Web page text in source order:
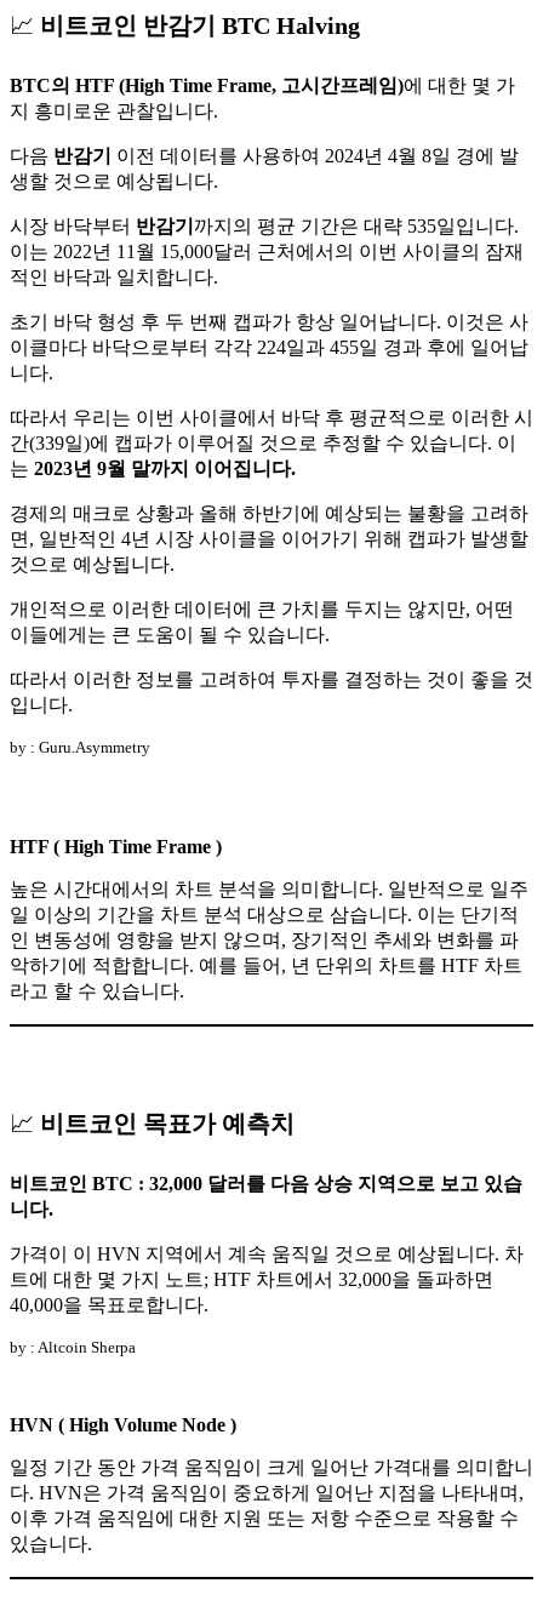
📈 비트코인 반감기 BTC Halving
BTC의 HTF (High Time Frame, 고시간프레임)에 대한 몇 가
지 흥미로운 관찰입니다.
다음 반감기
이전 데이터를 사용하여 2024년 4월 8일 경에 발
생할 것으로 예상됩니다.
시장 바닥부터 반감기 까지의 평균 기간은 대략 535일입니다.
이는 2022년 11월 15,000달러 근처에서의 이번 사이클의 잠재
적인 바닥과 일치합니다.
초기 바닥 형성 후 두 번째 캡파가 항상 일어납니다. 이것은 사
이클마다 바닥으로부터 각각 224일과 455일 경과 후에 일어납
니다.
따라서 우리는 이번 사이클에서 바닥 후 평균적으로 이러한 시
간(339일)에 캡파가 이루어질 것으로 추정할 수 있습니다. 이
는 2023년 9월 말까지 이어집니다.
경제의 매크로 상황과 올해 하반기에 예상되는 불황을 고려하
면, 일반적인 4년 시장 사이클을 이어가기 위해 캡파가 발생할
것으로 예상됩니다.
개인적으로 이러한 데이터에 큰 가치를 두지는 않지만, 어떤
이들에게는 큰 도움이 될 수 있습니다.
따라서 이러한 정보를 고려하여 투자를 결정하는 것이 좋을 것
입니다.
by : Guru.Asymmetry
HTF ( High Time Frame )
높은 시간대에서의 차트 분석을 의미합니다. 일반적으로 일주
일 이상의 기간을 차트 분석 대상으로 삼습니다. 이는 단기적
인 변동성에 영향을 받지 않으며, 장기적인 추세와 변화를 파
악하기에 적합합니다. 예를 들어, 년 단위의 차트를 HTF 차트
라고 할 수 있습니다.
📈 비트코인 목표가 예측치
비트코인 BTC : 32,000 달러를 다음 상승 지역으로 보고 있습
니다.
가격이 이 HVN 지역에서 계속 움직일 것으로 예상됩니다. 차
트에 대한 몇 가지 노트; HTF 차트에서 32,000을 돌파하면
40,000을 목표로합니다.
by : Altcoin Sherpa
HVN ( High Volume Node )
일정 기간 동안 가격 움직임이 크게 일어난 가격대를 의미합니
다. HVN은 가격 움직임이 중요하게 일어난 지점을 나타내며,
이후 가격 움직임에 대한 지원 또는 저항 수준으로 작용할 수
있습니다.